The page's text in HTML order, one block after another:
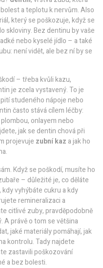
a teplotu k nervům. Also
který se poškozuje, když se
skloviny.Bez dentinu by vaše
nebo kyselé jídlo – a také
není vidět, ale bez ní by se
– třeba kvůli kazu,
je zcela vystavený. To je
studeného nápoje nebo
často stává cílem léčby:
onlayem nebo
jak se dentin chová při
projevuje zubní kaz a jak ho
Když se poškodí, musíte ho
– důležité je, co děláte
vyhýbáte cukru a kdy
remineralizaci a
citlivé zuby, pravděpodobně
A právě o tom se většina
jaké materiály pomáhají, jak
kontrolu. Tady najdete
zastavili poškozování
a bez bolesti.